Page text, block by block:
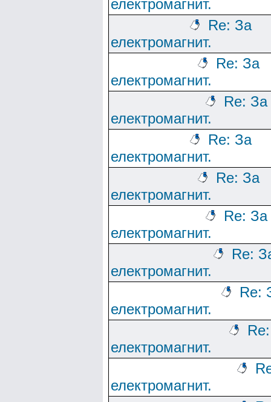
електромагнит.
Re: За
електромагнит.
Re: За
електромагнит.
Re: За
електромагнит.
Re: За
електромагнит.
Re: За
електромагнит.
Re: За
електромагнит.
Re:
електромагнит.
Re:
електромагнит.
електромагнит.
електромагнит.